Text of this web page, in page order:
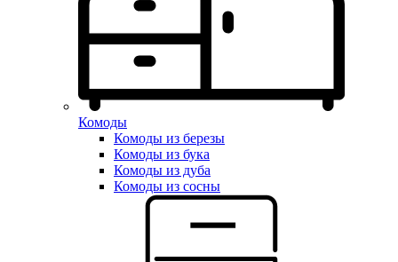
Комоды
Комоды из березы
Комоды из бука
Комоды из дуба
Комоды из сосны